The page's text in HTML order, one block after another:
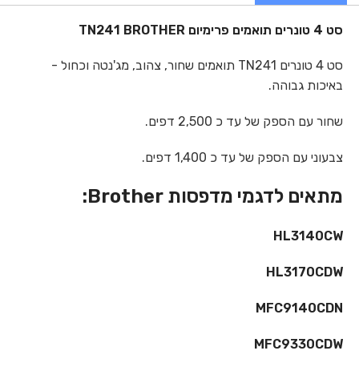
סט 4 טונרים תואמים פרימיום TN241 BROTHER
סט 4
טונרים TN241 תואמים שחור, צהוב, מג'נטה וכחול -
באיכות גבוהה.
שחור עם הספק של עד כ 2,500 דפים.
צבעוני עם הספק של עד כ 1,400 דפים.
מתאים לדגמי מדפסות Brother:
HL3140CW
HL3170CDW
MFC9140CDN
MFC9330CDW